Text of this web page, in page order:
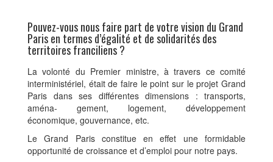
Pouvez-vous nous faire part de votre vision du Grand
Paris en termes d’égalité et de solidarités des
territoires franciliens ?
La volonté du Premier ministre, à travers ce comité
interministériel, était de faire le point sur le projet Grand
Paris dans ses différentes dimensions : transports,
aména- gement, logement, développement
économique, gouvernance, etc.
Le Grand Paris constitue en effet une formidable
opportunité de croissance et d’emploi pour notre pays.